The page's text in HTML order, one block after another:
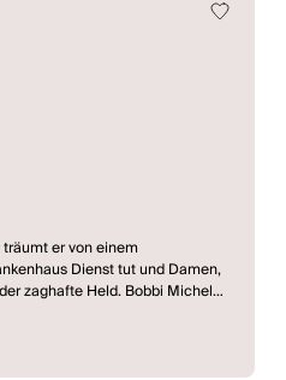
er von einem
Dienst tut und Damen,